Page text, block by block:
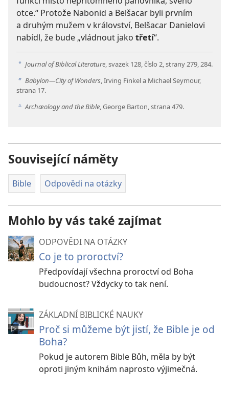
otce.“ Protože Nabonid a Belšacar byli prvním
a druhým mužem v království, Belšacar Danielovi
nabídl, že bude „vládnout jako třetí“.
a Journal of Biblical Literature, svazek 128, číslo 2, strany 279, 284.
b Babylon—City of Wonders, Irving Finkel a Michael Seymour,
strana 17.
c Archæology and the Bible, George Barton, strana 479.
Související náměty
Bible Odpovědi na otázky
Mohlo by vás také zajímat
ODPOVĚDI NA OTÁZKY
Co je to proroctví?
Předpovídají všechna proroctví od Boha
budoucnost? Vždycky to tak není.
ZÁKLADNÍ BIBLICKÉ NAUKY
Proč si můžeme být jistí, že Bible je od
Boha?
Pokud je autorem Bible Bůh, měla by být
oproti jiným knihám naprosto výjimečná.